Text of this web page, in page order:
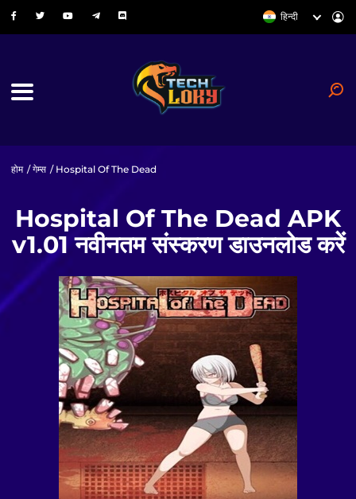
हिन्दी
होम /गेम्स / Hospital Of The Dead
Hospital Of The Dead APK
v1.01 नवीनतम संस्करण डाउनलोड करें